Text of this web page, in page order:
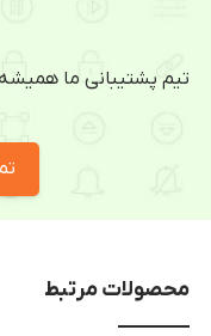
تیم پشتیبانی ما
محصولات مرتبط